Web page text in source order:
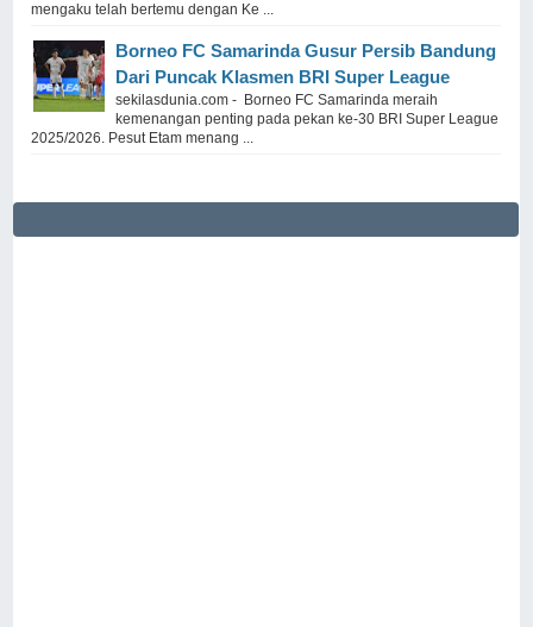
mengaku telah bertemu dengan Ke ...
Borneo FC Samarinda Gusur Persib Bandung
Dari Puncak Klasmen BRI Super League
sekilasdunia.com - Borneo FC Samarinda meraih
kemenangan penting pada pekan ke-30 BRI Super League
2025/2026. Pesut Etam menang ...